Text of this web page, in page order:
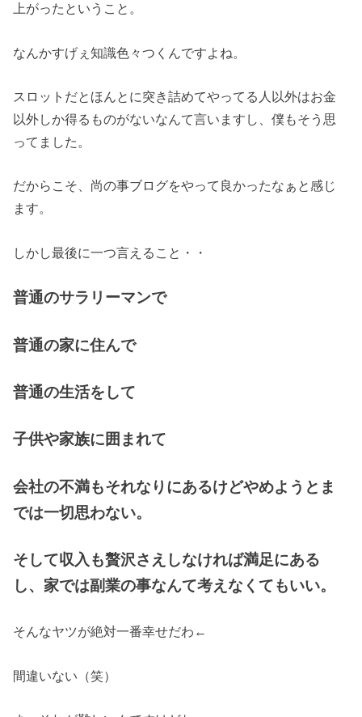
上がったということ。
なんかすげぇ知識色々つくんですよね。
スロットだとほんとに突き詰めてやってる人以外はお金
以外しか得るものがないなんて言いますし、僕もそう思
ってました。
だからこそ、尚の事ブログをやって良かったなぁと感じ
ます。
しかし最後に一つ言えること・・
普通のサラリーマンで
普通の家に住んで
普通の生活をして
子供や家族に囲まれて
会社の不満もそれなりにあるけどやめようとま
では一切思わない。
そして収入も贅沢さえしなければ満足にある
し、家では副業の事なんて考えなくてもいい。
そんなヤツが絶対一番幸せだわ←
間違いない（笑）